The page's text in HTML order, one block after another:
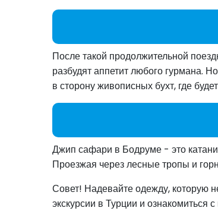
После такой продолжительной
разбудят аппетит любого гурмана.
в сторону живописных бухт, где
Джип сафари в Бодруме - это
Проезжая через лесные тропы и
Совет! Надевайте одежду, которую
экскурсии в Турции и